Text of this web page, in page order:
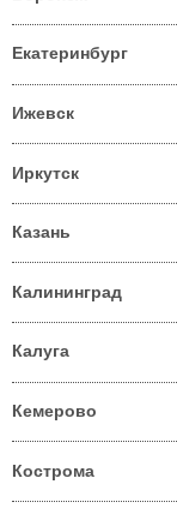
Екатеринбург
Ижевск
Иркутск
Казань
Калининград
Калуга
Кемерово
Кострома